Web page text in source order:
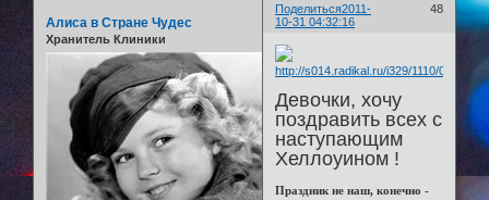
Поделиться 48
2011-
10-31 04:32:16
Алиса в Стране Чудес
Хранитель Клиники
Девочки, хочу
поздравить всех с
наступающим
Хеллоуином !
Праздник не наш, конечно -